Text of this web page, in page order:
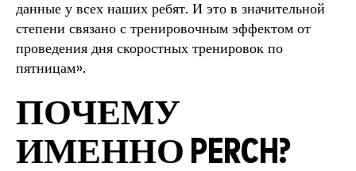
данные у всех наших ребят. И это в значительной
степени связано с тренировочным эффектом от
проведения дня скоростных тренировок по
пятницам».
ПОЧЕМУ
ИМЕННО PERCH?